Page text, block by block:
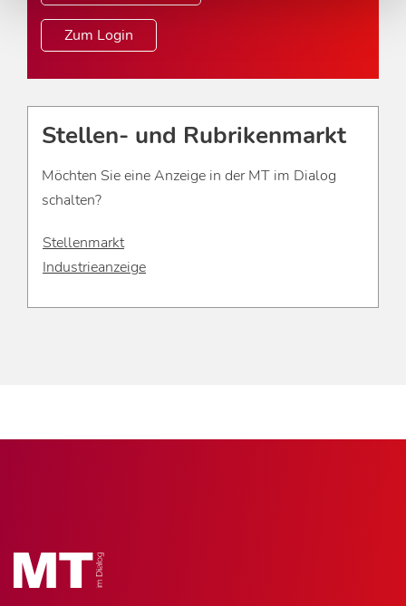
Zum Login
Stellen- und Rubrikenmarkt
Möchten Sie eine Anzeige in der MT im Dialog
schalten?
Stellenmarkt
Industrieanzeige